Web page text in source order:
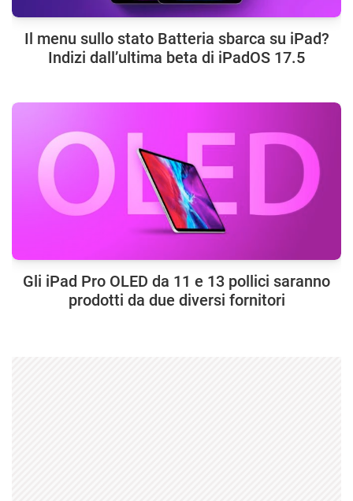
Il menu sullo stato Batteria sbarca su iPad?
Indizi dall’ultima beta di iPadOS 17.5
Gli iPad Pro OLED da 11 e 13 pollici saranno
prodotti da due diversi fornitori